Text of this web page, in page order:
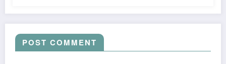
POST COMMENT